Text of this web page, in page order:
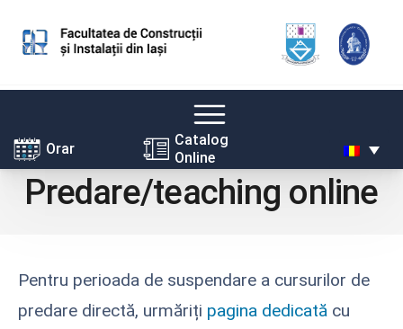
Skip
content
Orar
Catalog
Online
Predare/teaching online
Pentru perioada de suspendare a cursurilor de
predare directă, urmăriți pagina dedicată cu